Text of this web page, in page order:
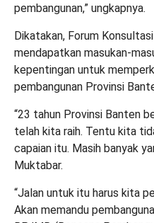
pembangunan,” ungkapnya.
Dikatakan, Forum
mendapatkan masukan-
kepentingan untuk
pembangunan Provinsi
“23 tahun Provinsi Banten
telah kita raih. Tentu kita
capaian itu. Masih banyak
Muktabar.
“Jalan untuk itu harus kita
Akan memandu